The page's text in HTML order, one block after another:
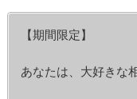
【期間限定】
あなたは、大好きな